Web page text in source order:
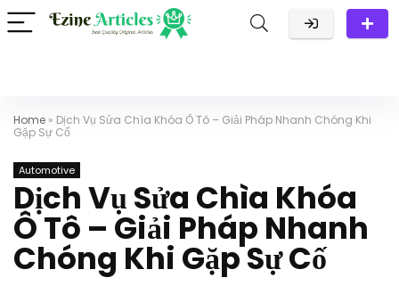
Home » Dịch Vụ Sửa Chìa Khóa Ô Tô – Giải Pháp Nhanh Chóng Khi
Gặp Sự Cố
Automotive
Dịch Vụ Sửa Chìa Khóa
Ô Tô – Giải Pháp Nhanh
Chóng Khi Gặp Sự Cố